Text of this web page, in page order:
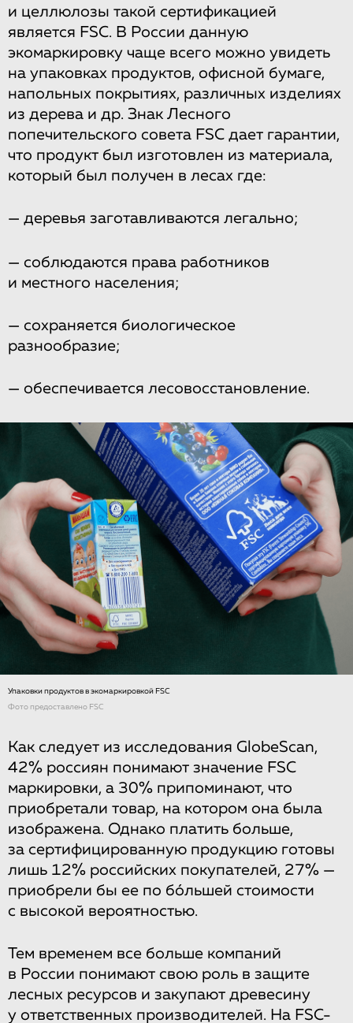
и целлюлозы такой сертификацией
является FSС. В России данную
экомаркировку чаще всего можно увидеть
на упаковках продуктов, офисной бумаге,
напольных покрытиях, различных изделиях
из дерева и др. Знак Лесного
попечительского совета FSC дает гарантии,
что продукт был изготовлен из материала,
который был получен в лесах где:
— деревья заготавливаются легально;
— соблюдаются права работников
и местного населения;
— сохраняется биологическое
разнообразие;
— обеспечивается лесовосстановление.
Упаковки продуктов в экомаркировкой FSC
Фото предоставлено FSC
Как следует из исследования GlobeScan,
42% россиян понимают значение FSC
маркировки, а 30% припоминают, что
приобретали товар, на котором она была
изображена. Однако платить больше,
за сертифицированную продукцию готовы
лишь 12% российских покупателей, 27% —
приобрели бы ее по бóльшей стоимости
с высокой вероятностью.
Тем временем все больше компаний
в России понимают свою роль в защите
лесных ресурсов и закупают древесину
у ответственных производителей. На FSC-